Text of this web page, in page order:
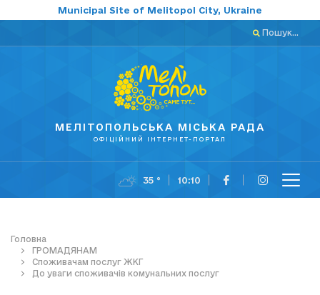
Municipal Site of Melitopol City, Ukraine
Пошук...
МЕЛІТОПОЛЬСЬКА МІСЬКА РАДА
ОФІЦІЙНИЙ ІНТЕРНЕТ-ПОРТАЛ
35 ° 10:10
Головна
ГРОМАДЯНАМ
Споживачам послуг ЖКГ
До уваги споживачів комунальних послуг